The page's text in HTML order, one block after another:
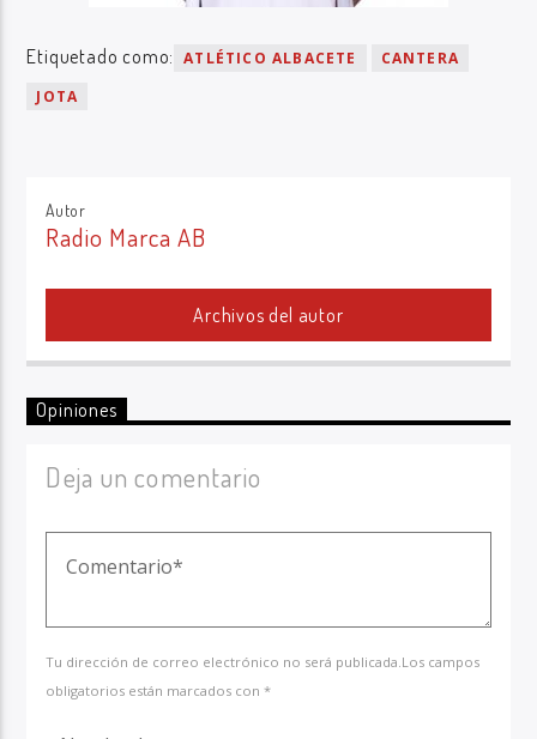
Etiquetado como: ATLÉTICO ALBACETE
CANTERA
JOTA
Autor
Radio Marca AB
Archivos del autor
Opiniones
Deja un comentario
Tu dirección de correo electrónico no será publicada.Los campos
obligatorios están marcados con *